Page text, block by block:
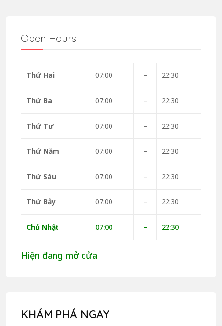
Open Hours
Thứ Hai 07:00 – 22:30
Thứ Ba 07:00 – 22:30
Thứ Tư 07:00 – 22:30
Thứ Năm 07:00 – 22:30
Thứ Sáu 07:00 – 22:30
Thứ Bảy 07:00 – 22:30
Chủ Nhật 07:00 – 22:30
Hiện đang mở cửa
KHÁM PHÁ NGAY